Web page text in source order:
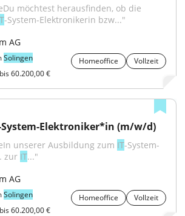
möchtest herausfinden, ob die
-System-Elektronikerin bzw..."
AG
Solingen Homeoffice
Vollzeit
60.200,00 €
Elektroniker*in (m/w/d)
unserer Ausbildung zum IT-System-
zur IT..."
AG
Solingen Homeoffice
Vollzeit
60.200,00 €